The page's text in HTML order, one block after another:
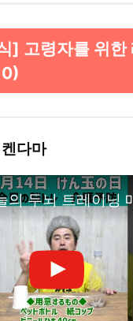
] 고령자를 위한
다마
의 두뇌 트레이